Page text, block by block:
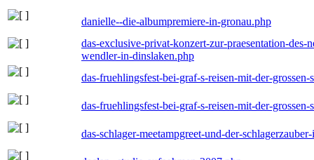
danielle--die-albumpremiere-in-gronau.php
das-exclusive-privat-konzert-zur-praesentation-
wendler-in-dinslaken.php
das-fruehlingsfest-bei-graf-s-reisen-mit-der-
das-fruehlingsfest-bei-graf-s-reisen-mit-der-
das-schlager-meetampgreet-und-der-